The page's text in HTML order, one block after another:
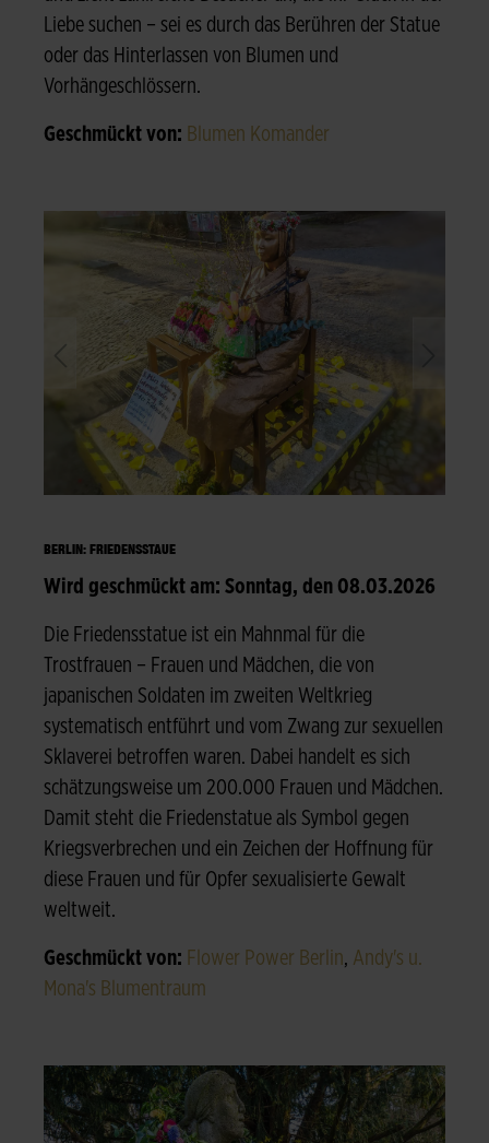
Liebe suchen – sei es durch das Berühren der Statue
oder das Hinterlassen von Blumen und
Vorhängeschlössern.
Geschmückt von: Blumen Komander
BERLIN: FRIEDENSSTAUE
Wird geschmückt am: Sonntag, den 08.03.2026
Die Friedensstatue ist ein Mahnmal für die
Trostfrauen – Frauen und Mädchen, die von
japanischen Soldaten im zweiten Weltkrieg
systematisch entführt und vom Zwang zur sexuellen
Sklaverei betroffen waren. Dabei handelt es sich
schätzungsweise um 200.000 Frauen und Mädchen.
Damit steht die Friedenstatue als Symbol gegen
Kriegsverbrechen und ein Zeichen der Hoffnung für
diese Frauen und für Opfer sexualisierte Gewalt
weltweit.
Geschmückt von: Flower Power Berlin, Andy's u.
Mona's Blumentraum